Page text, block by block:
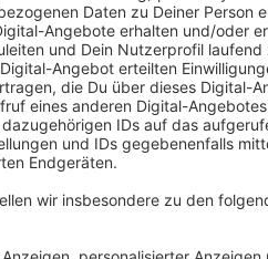
Das jedenfalls schlägt die
vor. Für die verbleibenden zwei
Hintergrund: Der bisherige
Anfang April mit sofortiger
Landschaftsplanes 2 Emmerich-
worden. Er sah neue